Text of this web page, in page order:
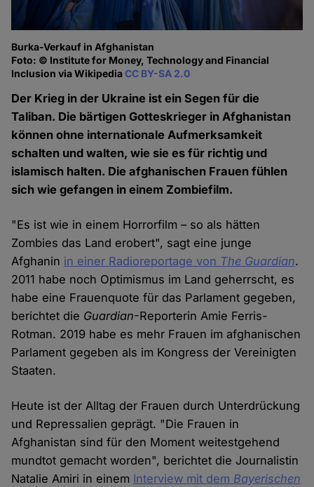
Burka-Verkauf in Afghanistan
Foto: © Institute for Money, Technology and Financial
Inclusion via WikipediaCC BY-SA 2.0
Der Krieg in der Ukraine ist ein Segen für die
Taliban. Die bärtigen Gotteskrieger in Afghanistan
können ohne internationale Aufmerksamkeit
schalten und walten, wie sie es für richtig und
islamisch halten. Die afghanischen Frauen fühlen
sich wie gefangen in einem Zombiefilm.
"Es ist wie in einem Horrorfilm – so als hätten
Zombies das Land erobert", sagt eine junge
Afghanin in einer Radioreportage von The Guardian.
2011 habe noch Optimismus im Land geherrscht, es
habe eine Frauenquote für das Parlament gegeben,
berichtet die Guardian-Reporterin Amie Ferris-
Rotman. 2019 habe es mehr Frauen im afghanischen
Parlament gegeben als im Kongress der Vereinigten
Staaten.
Heute ist der Alltag der Frauen durch Unterdrückung
und Repressalien geprägt. "Die Frauen in
Afghanistan sind für den Moment weitestgehend
mundtot gemacht worden", berichtet die Journalistin
Natalie Amiri in einem Interview mit dem Bayerischen